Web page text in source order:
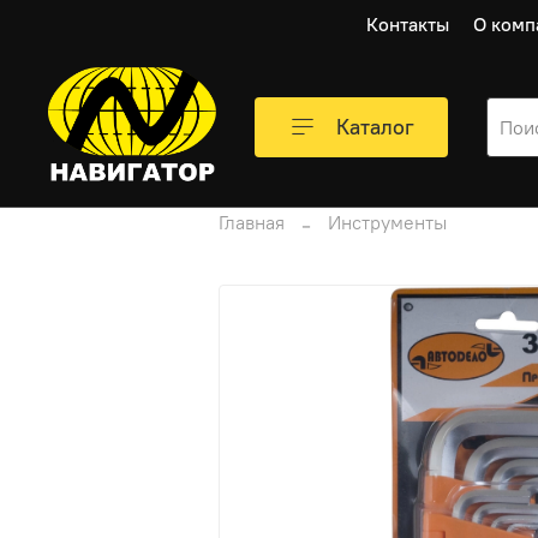
Контакты О
Каталог
Главная Инструменты